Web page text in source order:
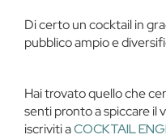
Di certo un cocktail in
pubblico ampio e
Hai trovato quello che
senti pronto a spiccare il
iscriviti aCOCKTAIL